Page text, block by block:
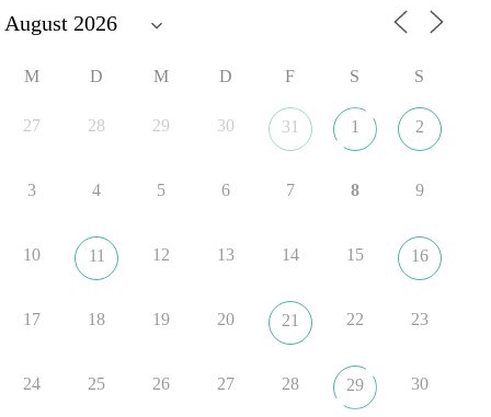
aus der NATO. Ein Gipfel, der mehr nach Rüstungsdeal als
nach Friedenspolitik klingt, wird niemals Sicherheit schaffen,
#NATO
M D M D F S S
27 28 29 30 31 1 2
3 4 5 6 7 8 9
10 11 12 13 14 15 16
17 18 19 20 21 22 23
24 25 26 27 28 29 30